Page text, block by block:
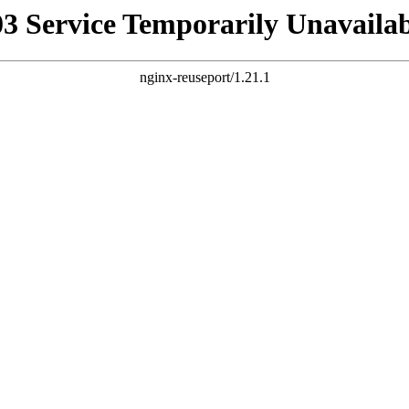
Service Temporarily
nginx-reuseport/1.21.1